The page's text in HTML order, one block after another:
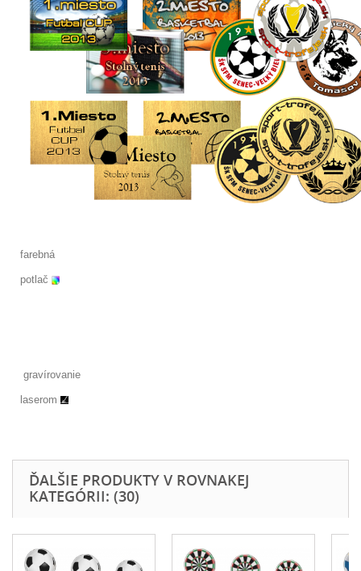
farebná
potlač
gravírovanie
laserom
ĎALŠIE PRODUKTY V ROVNAKEJ
KATEGÓRII: (30)